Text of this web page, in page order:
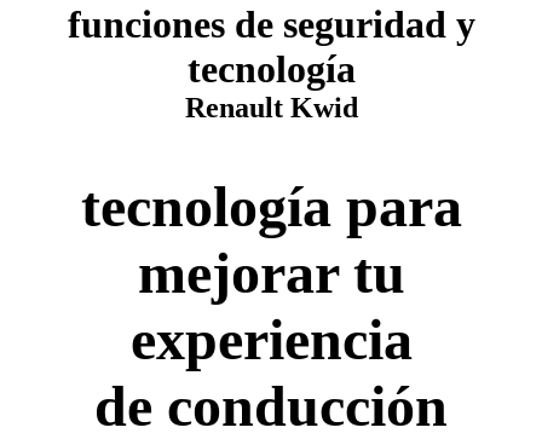
funciones de seguridad y
tecnología
Renault Kwid
tecnología para
mejorar tu
experiencia
de conducción